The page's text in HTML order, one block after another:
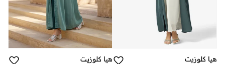
هيا كلوزيت
هيا كلوزيت